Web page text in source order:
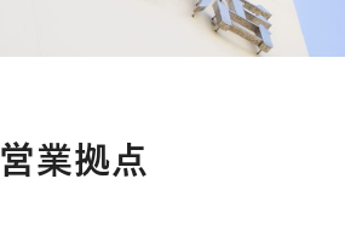
営業拠点